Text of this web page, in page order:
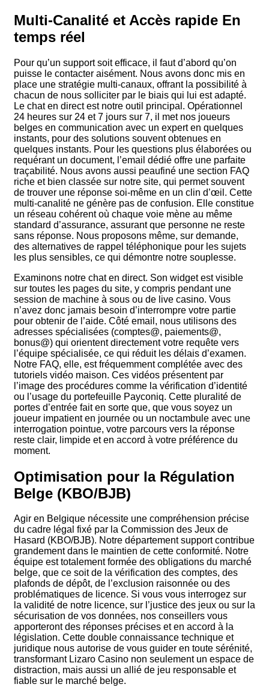
Multi-Canalité et Accès rapide En
temps réel
Pour qu’un support soit efficace, il faut d’abord qu’on
puisse le contacter aisément. Nous avons donc mis en
place une stratégie multi-canaux, offrant la possibilité à
chacun de nous solliciter par le biais qui lui est adapté.
Le chat en direct est notre outil principal. Opérationnel
24 heures sur 24 et 7 jours sur 7, il met nos joueurs
belges en communication avec un expert en quelques
instants, pour des solutions souvent obtenues en
quelques instants. Pour les questions plus élaborées ou
requérant un document, l’email dédié offre une parfaite
traçabilité. Nous avons aussi peaufiné une section FAQ
riche et bien classée sur notre site, qui permet souvent
de trouver une réponse soi-même en un clin d’œil. Cette
multi-canalité ne génère pas de confusion. Elle constitue
un réseau cohérent où chaque voie mène au même
standard d’assurance, assurant que personne ne reste
sans réponse. Nous proposons même, sur demande,
des alternatives de rappel téléphonique pour les sujets
les plus sensibles, ce qui démontre notre souplesse.
Examinons notre chat en direct. Son widget est visible
sur toutes les pages du site, y compris pendant une
session de machine à sous ou de live casino. Vous
n’avez donc jamais besoin d’interrompre votre partie
pour obtenir de l’aide. Côté email, nous utilisons des
adresses spécialisées (comptes@, paiements@,
bonus@) qui orientent directement votre requête vers
l’équipe spécialisée, ce qui réduit les délais d’examen.
Notre FAQ, elle, est fréquemment complétée avec des
tutoriels vidéo maison. Ces vidéos présentent par
l’image des procédures comme la vérification d’identité
ou l’usage du portefeuille Payconiq. Cette pluralité de
portes d’entrée fait en sorte que, que vous soyez un
joueur impatient en journée ou un noctambule avec une
interrogation pointue, votre parcours vers la réponse
reste clair, limpide et en accord à votre préférence du
moment.
Optimisation pour la Régulation
Belge (KBO/BJB)
Agir en Belgique nécessite une compréhension précise
du cadre légal fixé par la Commission des Jeux de
Hasard (KBO/BJB). Notre département support contribue
grandement dans le maintien de cette conformité. Notre
équipe est totalement formée des obligations du marché
belge, que ce soit de la vérification des comptes, des
plafonds de dépôt, de l’exclusion raisonnée ou des
problématiques de licence. Si vous vous interrogez sur
la validité de notre licence, sur l’justice des jeux ou sur la
sécurisation de vos données, nos conseillers vous
apporteront des réponses précises et en accord à la
législation. Cette double connaissance technique et
juridique nous autorise de vous guider en toute sérénité,
transformant Lizaro Casino non seulement un espace de
distraction, mais aussi un allié de jeu responsable et
fiable sur le marché belge.